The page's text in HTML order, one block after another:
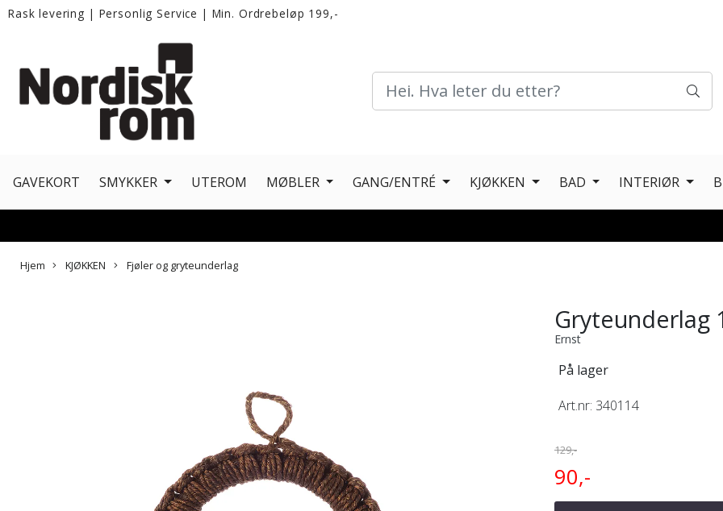
Rask levering | Personlig Service | Min. Ordrebeløp 199,-
GAVEKORT SMYKKER UTEROM MØBLER GANG/ENTRÉ KJØKKEN BAD INTERIØR
Hjem KJØKKEN Fjøler og gryteunderlag
Gryteunderlag
Ernst
På lager
Art.nr: 340114
129,-
90,-